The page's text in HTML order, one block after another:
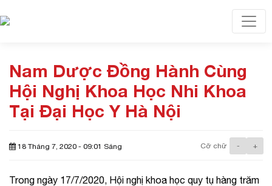
Nam Dược Đồng Hành Cùng
Hội Nghị Khoa Học Nhi Khoa
Tại Đại Học Y Hà Nội
18 Tháng 7, 2020 - 09:01 Sáng Cỡ chữ - +
Trong ngày 17/7/2020, Hội nghị khoa học quy tụ hàng trăm